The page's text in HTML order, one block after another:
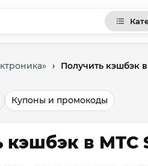
› Получить кэшбэк
Купоны и промокоды
кэшбэк в МТС